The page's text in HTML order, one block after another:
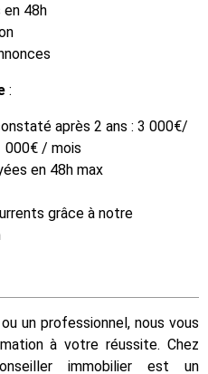
48h
:
après 2 ans : 3 000€/
000€ / mois
en 48h max
grâce à notre
un professionnel, nous vous
à votre réussite. Chez
immobilier est un